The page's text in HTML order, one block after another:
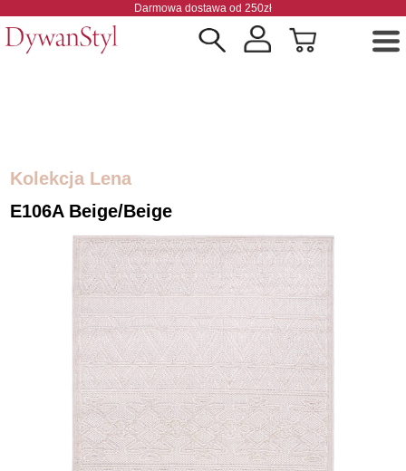
Darmowa dostawa od 250zł
Kolekcja Lena
E106A Beige/beige